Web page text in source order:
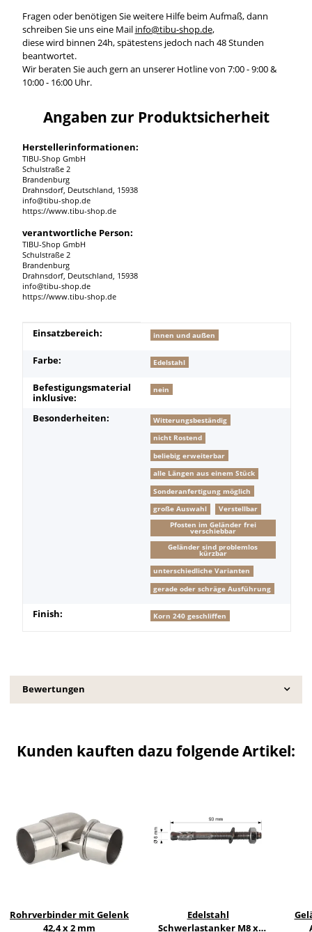
Fragen oder benötigen Sie weitere Hilfe beim Aufmaß, dann
schreiben Sie uns eine Mail info@tibu-shop.de,
diese wird binnen 24h, spätestens jedoch nach 48 Stunden
beantwortet.
Wir beraten Sie auch gern an unserer Hotline von 7:00 - 9:00 &
10:00 - 16:00 Uhr.
Angaben zur Produktsicherheit
Herstellerinformationen:
TIBU-Shop GmbH
Schulstraße 2
Brandenburg
Drahnsdorf, Deutschland, 15938
info@tibu-shop.de
https://www.tibu-shop.de
verantwortliche Person:
TIBU-Shop GmbH
Schulstraße 2
Brandenburg
Drahnsdorf, Deutschland, 15938
info@tibu-shop.de
https://www.tibu-shop.de
Produkteigenschaft
Wert
Einsatzbereich: innen und außen
Farbe: Edelstahl
Befestigungsmaterial
inklusive:
nein
Besonderheiten:
Witterungsbeständig
nicht Rostend
beliebig erweiterbar
alle Längen aus einem Stück
Sonderanfertigung möglich
große Auswahl
Verstellbar
Pfosten im Geländer frei
verschiebbar
Geländer sind problemlos
kürzbar
unterschiedliche Varianten
gerade oder schräge Ausführung
Finish: Korn 240 geschliffen
Bewertungen
Kunden kauften dazu folgende Artikel:
Rohrverbinder mit Gelenk
42,4 x 2 mm
Edelstahl
Schwerlastanker M8 x